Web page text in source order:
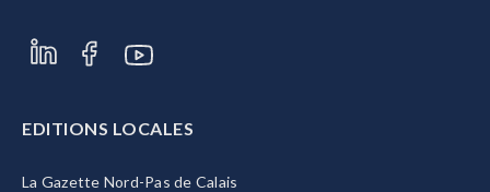
EDITIONS LOCALES
La Gazette Nord-Pas de Calais